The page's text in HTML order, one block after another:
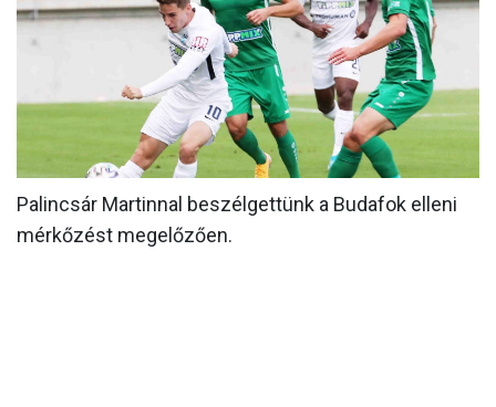
MÉRKŐZÉSEK
KLUB
GALÉRIA
SZURKOLÓI ÉLMÉNYEK
AKKREDITÁCIÓ
Palincsár Martinnal beszélgettünk a Budafok elleni
mérkőzést megelőzően.